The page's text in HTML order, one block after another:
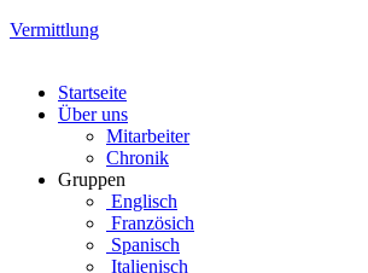
Vermittlung
Startseite
Über uns
Mitarbeiter
Chronik
Gruppen
Englisch
Französich
Spanisch
Italienisch